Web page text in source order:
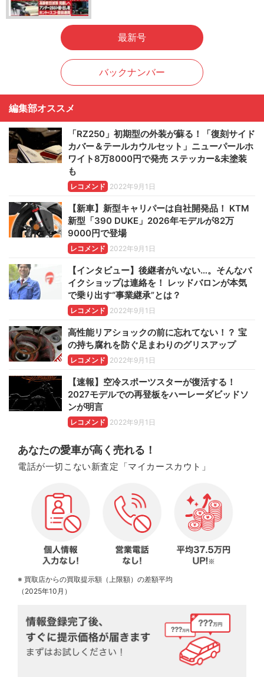
最新号
バックナンバー
編集部オススメ
「RZ250」初期型の外装が蘇る！「復刻サイド
カバー＆テールカウルセット」ニューパールホ
ワイト8万8000円で発売 ステッカー&未塗装
も
レコメンド 2022年9月1日
【新車】新型キャリパーは自社開発品！ KTM
新型「390 DUKE」2026年モデルが82万
9000円で登場
レコメンド 2022年9月1日
【インタビュー】後継者がいない…。そんなバ
イクショップは連絡を！ レッドバロンが本気
で乗り出す“事業継承”とは？
レコメンド 2022年9月1日
高性能リアショックの前に忘れてない！？ 宝
の持ち腐れを防ぐ足まわりのグリスアップ
レコメンド 2022年9月1日
【速報】空冷スポーツスターが復活する！
2027モデルでの再登板をハーレーダビッドソ
ンが明言
レコメンド 2022年9月1日
あなたの愛車が高く売れる！
電話が一切こない新査定「マイカースカウト」
※ 買取店からの買取提示額（上限額）の差額平均
（2025年10月）